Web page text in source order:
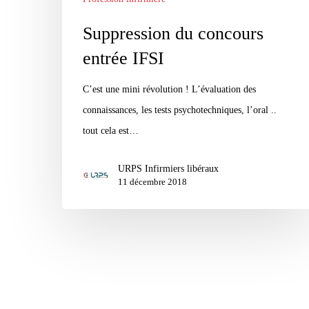
Suppression du concours
entrée IFSI
C’est une mini révolution ! L’évaluation des
connaissances, les tests psychotechniques, l’oral ..
tout cela est…
URPS Infirmiers libéraux
11 décembre 2018